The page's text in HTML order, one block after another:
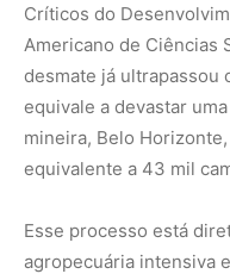
Críticos do
Americano de Ciências
desmate já ultrapassou
equivale a devastar
mineira, Belo
equivalente a 43 mil
Esse processo está
agropecuária intensiva